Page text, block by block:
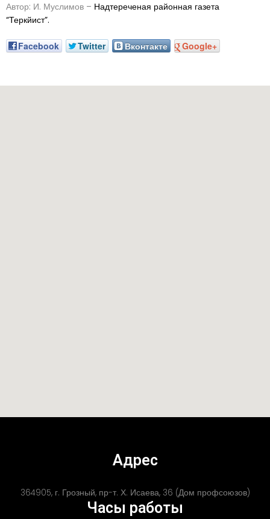
Автор: И. Муслимов – Надтереченая районная газета
“Теркйист”.
Facebook Twitter Вконтакте Google+
Адрес
364905, г. Грозный, пр-т. Х. Исаева, 36 (Дом профсоюзов)
Часы работы